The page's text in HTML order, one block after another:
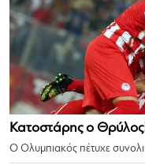
Κατοστάρης ο
Ο Ολυμπιακός πέτυχε